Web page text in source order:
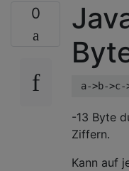
0
-13 Byte
Ziffern.
Kann auf